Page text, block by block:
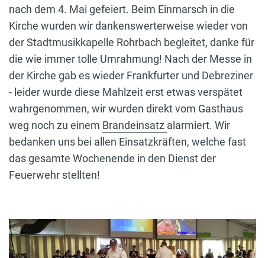
nach dem 4. Mai gefeiert. Beim Einmarsch in die
Kirche wurden wir dankenswerterweise wieder von
der Stadtmusikkapelle Rohrbach begleitet, danke für
die wie immer tolle Umrahmung! Nach der Messe in
der Kirche gab es wieder Frankfurter und Debreziner
- leider wurde diese Mahlzeit erst etwas verspätet
wahrgenommen, wir wurden direkt vom Gasthaus
weg noch zu einem Brandeinsatz alarmiert. Wir
bedanken uns bei allen Einsatzkräften, welche fast
das gesamte Wochenende in den Dienst der
Feuerwehr stellten!